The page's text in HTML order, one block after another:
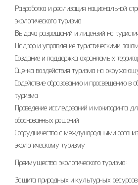
Разработка и реализация национальной
экологического туризма
Выдача разрешений и лицензий на
Надзор и управление туристическими
Создание и поддержка охраняемых
Оценка воздействия туризма на
Содействие образованию и просвещению в
туризма
Проведение исследований и мониторинга
обоснованных решений
Сотрудничество с международными
экологическому туризму
Преимущества экологического туризма:
Защита природных и культурных ресурсов